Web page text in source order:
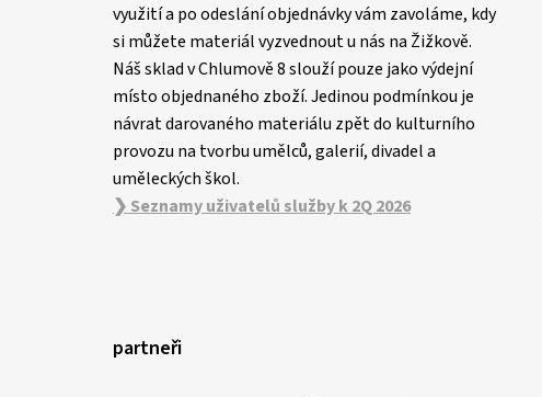
využití a po odeslání objednávky vám zavoláme, kdy
si můžete materiál vyzvednout u nás na Žižkově.
Náš sklad v Chlumově 8 slouží pouze jako výdejní
místo objednaného zboží. Jedinou podmínkou je
návrat darovaného materiálu zpět do kulturního
provozu na tvorbu umělců, galerií, divadel a
uměleckých škol.
❯ Seznamy uživatelů služby k 2Q 2026
partneři